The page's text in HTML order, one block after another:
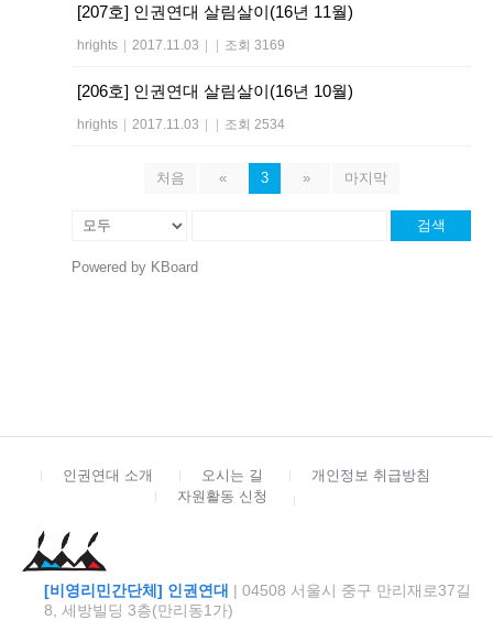
[207호] 인권연대 살림살이(16년 11월)
hrights | 2017.11.03 | | 조회 3169
[206호] 인권연대 살림살이(16년 10월)
hrights | 2017.11.03 | | 조회 2534
처음 « 3 » 마지막
검색
Powered by KBoard
인권연대 소개 오시는 길
개인정보 취급방침
자원활동 신청
[비영리민간단체] 인권연대 | 04508 서울시 중구 만리재로37길
8, 세방빌딩 3층(만리동1가)